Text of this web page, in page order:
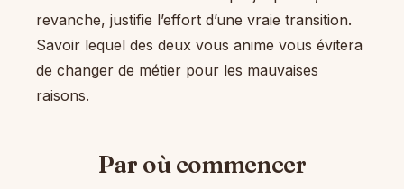
revanche, justifie l’effort d’une vraie transition.
Savoir lequel des deux vous anime vous évitera
de changer de métier pour les mauvaises
raisons.
Par où commencer